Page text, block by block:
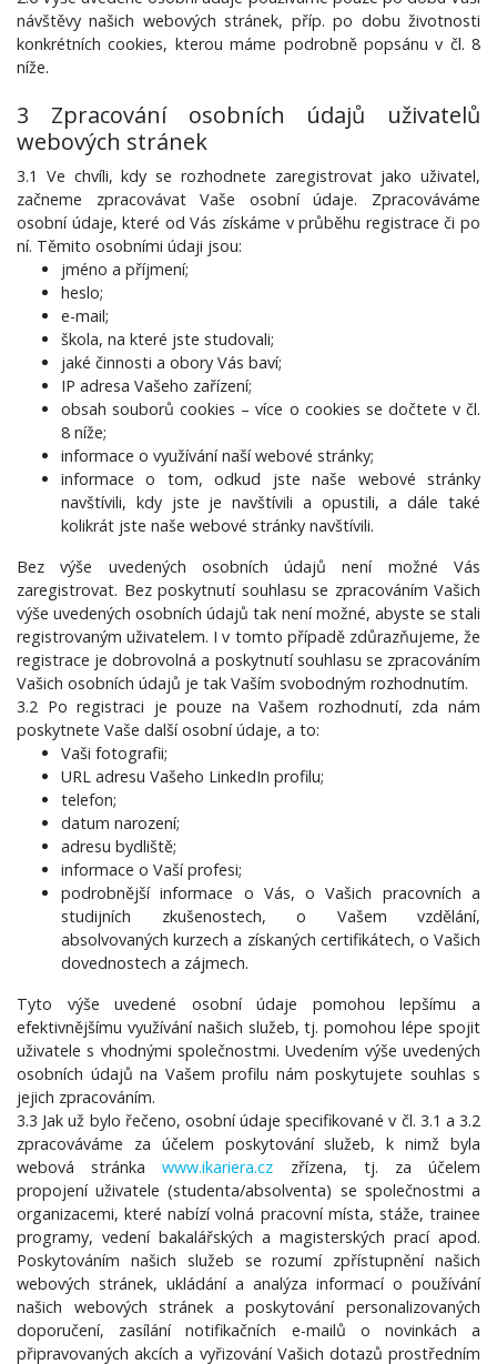
návštěvy našich webových stránek, příp. po dobu životnosti
konkrétních cookies, kterou máme podrobně popsánu v čl. 8
níže.
3 Zpracování osobních údajů uživatelů
webových stránek
3.1 Ve chvíli, kdy se rozhodnete zaregistrovat jako uživatel,
začneme zpracovávat Vaše osobní údaje. Zpracováváme
osobní údaje, které od Vás získáme v průběhu registrace či po
ní. Těmito osobními údaji jsou:
jméno a příjmení;
heslo;
e-mail;
škola, na které jste studovali;
jaké činnosti a obory Vás baví;
IP adresa Vašeho zařízení;
obsah souborů cookies – více o cookies se dočtete v čl.
8 níže;
informace o využívání naší webové stránky;
informace o tom, odkud jste naše webové stránky
navštívili, kdy jste je navštívili a opustili, a dále také
kolikrát jste naše webové stránky navštívili.
Bez výše uvedených osobních údajů není možné Vás
zaregistrovat. Bez poskytnutí souhlasu se zpracováním Vašich
výše uvedených osobních údajů tak není možné, abyste se stali
registrovaným uživatelem. I v tomto případě zdůrazňujeme, že
registrace je dobrovolná a poskytnutí souhlasu se zpracováním
Vašich osobních údajů je tak Vaším svobodným rozhodnutím.
3.2 Po registraci je pouze na Vašem rozhodnutí, zda nám
poskytnete Vaše další osobní údaje, a to:
Vaši fotografii;
URL adresu Vašeho LinkedIn profilu;
telefon;
datum narození;
adresu bydliště;
informace o Vaší profesi;
podrobnější informace o Vás, o Vašich pracovních a
studijních zkušenostech, o Vašem vzdělání,
absolvovaných kurzech a získaných certifikátech, o Vašich
dovednostech a zájmech.
Tyto výše uvedené osobní údaje pomohou lepšímu a
efektivnějšímu využívání našich služeb, tj. pomohou lépe spojit
uživatele s vhodnými společnostmi. Uvedením výše uvedených
osobních údajů na Vašem profilu nám poskytujete souhlas s
jejich zpracováním.
3.3 Jak už bylo řečeno, osobní údaje specifikované v čl. 3.1 a 3.2
zpracováváme za účelem poskytování služeb, k nimž byla
webová stránkawww.ikariera.cz zřízena, tj. za účelem
propojení uživatele (studenta/absolventa) se společnostmi a
organizacemi, které nabízí volná pracovní místa, stáže, trainee
programy, vedení bakalářských a magisterských prací apod.
Poskytováním našich služeb se rozumí zpřístupnění našich
webových stránek, ukládání a analýza informací o používání
našich webových stránek a poskytování personalizovaných
doporučení, zasílání notifikačních e-mailů o novinkách a
připravovaných akcích a vyřizování Vašich dotazů prostředním